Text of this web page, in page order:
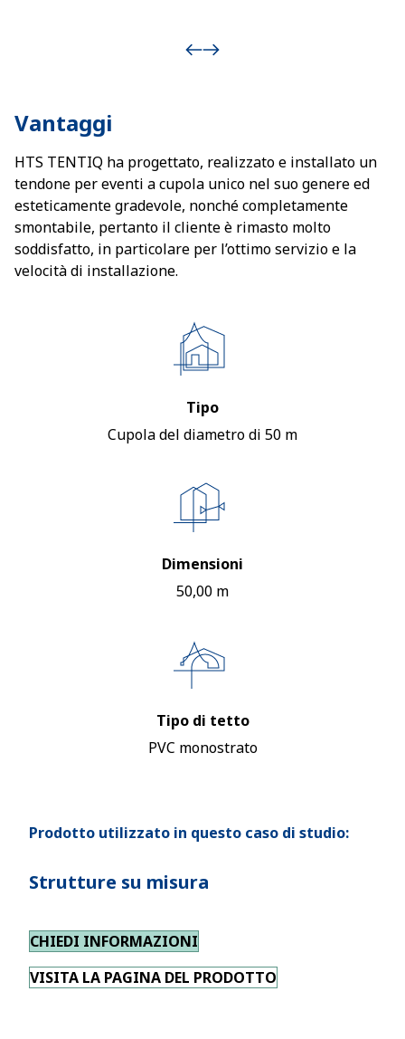
Vantaggi
HTS TENTIQ ha progettato, realizzato e installato un
tendone per eventi a cupola unico nel suo genere ed
esteticamente gradevole, nonché completamente
smontabile, pertanto il cliente è rimasto molto
soddisfatto, in particolare per l’ottimo servizio e la
velocità di installazione.
Tipo
Cupola del diametro di 50 m
Dimensioni
50,00 m
Tipo di tetto
PVC monostrato
Prodotto utilizzato in questo caso di studio:
Strutture su misura
CHIEDI INFORMAZIONI
VISITA LA PAGINA DEL PRODOTTO